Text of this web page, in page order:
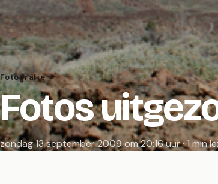
Fotografie
Fotos
zondag 13 september 2009 om 20:16 uur · 1 min